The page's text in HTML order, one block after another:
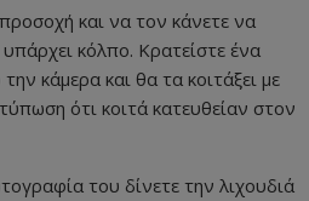
και να τον κάνετε να
κόλπο. Κρατείστε ένα
κάμερα και θα τα κοιτάξει με
ότι κοιτά κατευθείαν στον
του δίνετε την λιχουδιά